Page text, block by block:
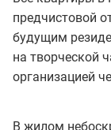
предчистовой
будущим
на творческой
организацией
В жилом